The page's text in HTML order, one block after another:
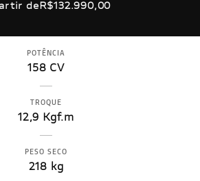
deR$132.990,00
POTÊNCIA
158 CV
TROQUE
12,9 Kgf.m
PESO SECO
218 kg